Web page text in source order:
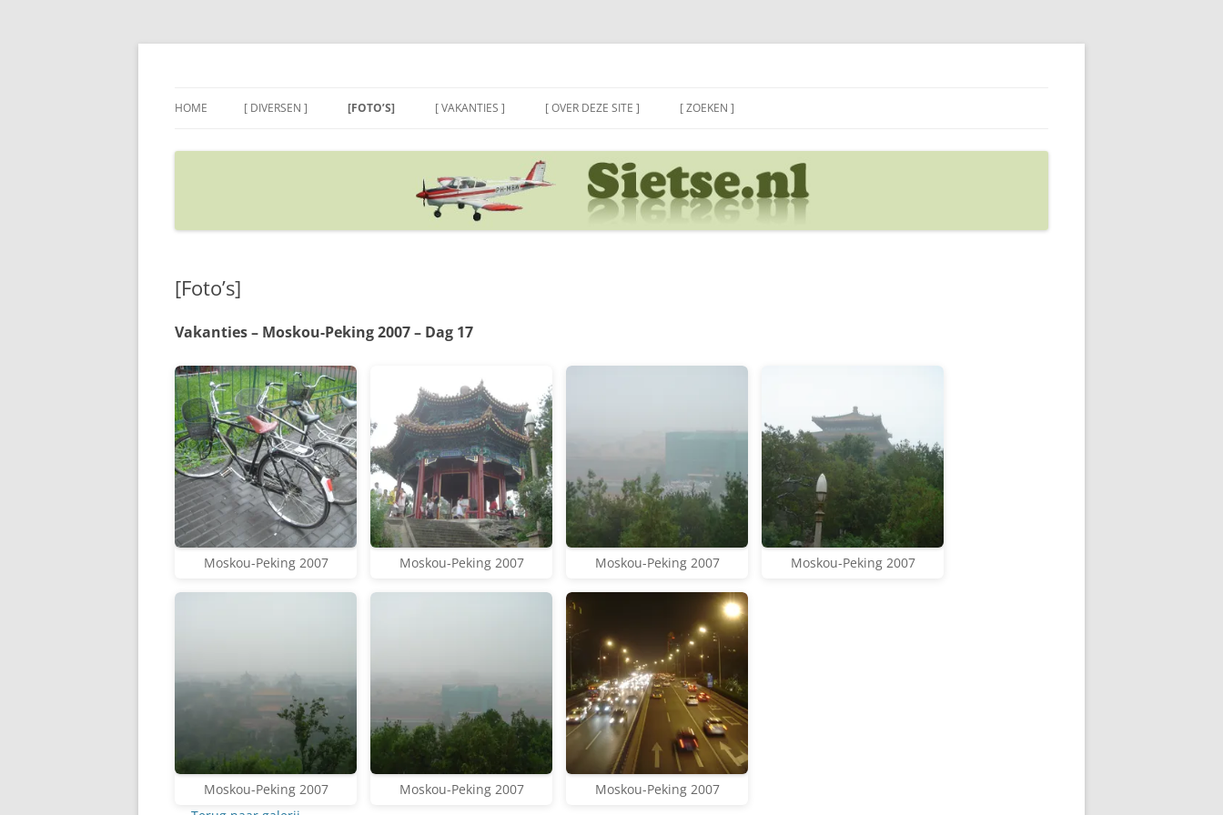
Ga
HOME [ DIVERSEN ] [FOTO’S] [ VAKANTIES ] [ OVER DEZE SITE ] [ ZOEKEN ]
[Foto’s]
Vakanties – Moskou-Peking 2007 – Dag 17
Moskou-Peking 2007 Moskou-Peking 2007 Moskou-Peking 2007 Moskou-Peking 2007
Moskou-Peking 2007 Moskou-Peking 2007
Moskou-Peking 2007